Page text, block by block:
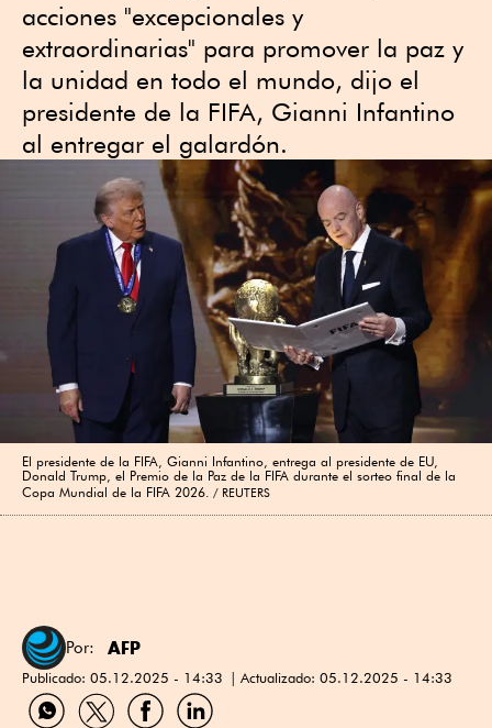
acciones "excepcionales y
extraordinarias" para promover la paz y
la unidad en todo el mundo, dijo el
presidente de la FIFA, Gianni Infantino
al entregar el galardón.
El presidente de la FIFA, Gianni Infantino, entrega al presidente de EU,
Donald Trump, el Premio de la Paz de la FIFA durante el sorteo final de la
Copa Mundial de la FIFA 2026.
REUTERS
Por: AFP
Publicado: 05.12.2025 - 14:33 Actualizado: 05.12.2025 - 14:33
Compartir
por
Compartir
por
Compartir
por
Compartir
por